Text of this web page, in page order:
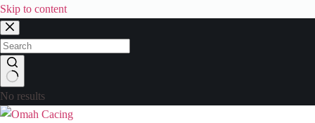
Skip to content
No results